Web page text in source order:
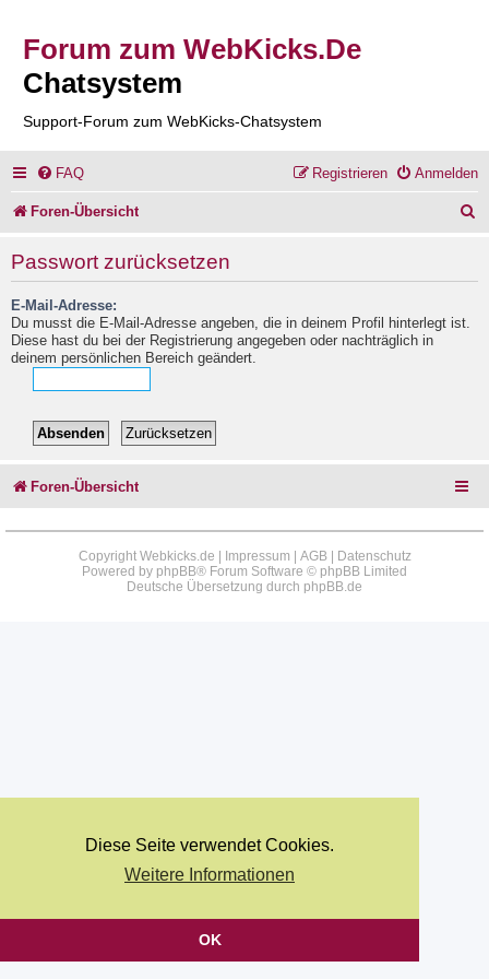
Diese Seite verwendet Cookies.
Weitere Informationen
OK
Forum zum WebKicks.De
Chatsystem
Support-Forum zum WebKicks-Chatsystem
FAQ Anmelden
Registrieren
Foren-Übersicht
Passwort zurücksetzen
E-Mail-Adresse:
Du musst die E-Mail-Adresse angeben, die in deinem Profil hinterlegt ist.
Diese hast du bei der Registrierung angegeben oder nachträglich in
deinem persönlichen Bereich geändert.
Foren-Übersicht
Copyright Webkicks.de | Impressum | AGB| Datenschutz
Powered by phpBB® Forum Software © phpBB Limited
Deutsche Übersetzung durch phpBB.de